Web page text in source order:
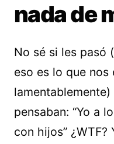
nada de
No sé si les pasó
eso es lo que nos
pensaban: “Yo a
con hijos”